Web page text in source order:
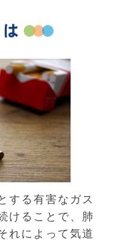
する有害なガス
けることで、肺
れによって気道